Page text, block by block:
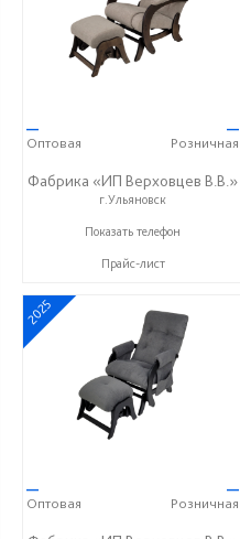
—
Оптовая
—
Розничная
Фабрика «ИП Верховцев В.В.»
г.Ульяновск
8-987-637-27-82
Показать телефон
Прайс-лист
2025
—
Оптовая
—
Розничная